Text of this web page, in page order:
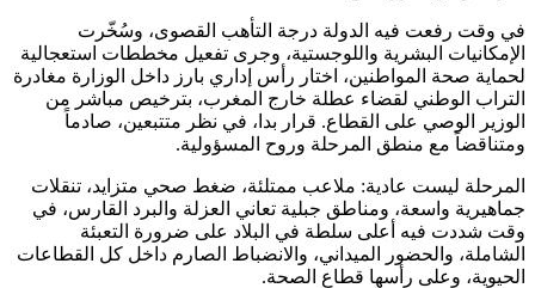
في وقت رفعت فيه الدولة درجة التأهب القصوى، وسُخّرت
الإمكانيات البشرية واللوجستية، وجرى تفعيل مخططات استعجالية
لحماية صحة المواطنين، اختار رأس إداري بارز داخل الوزارة مغادرة
التراب الوطني لقضاء عطلة خارج المغرب، بترخيص مباشر من
الوزير الوصي على القطاع. قرار بدا، في نظر متتبعين، صادماً
ومتناقضاً مع منطق المرحلة وروح المسؤولية.
المرحلة ليست عادية: ملاعب ممتلئة، ضغط صحي متزايد، تنقلات
جماهيرية واسعة، ومناطق جبلية تعاني العزلة والبرد القارس، في
وقت شددت فيه أعلى سلطة في البلاد على ضرورة التعبئة
الشاملة، والحضور الميداني، والانضباط الصارم داخل كل القطاعات
الحيوية، وعلى رأسها قطاع الصحة.